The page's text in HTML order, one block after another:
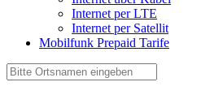
Internet per LTE
Internet per Satellit
Mobilfunk Prepaid Tarife